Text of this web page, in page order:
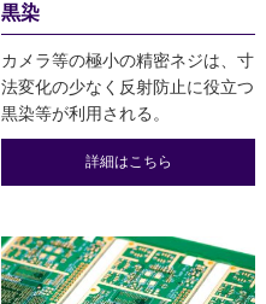
黒染
カメラ等の極小の精密ネジは、寸
法変化の少なく反射防止に役立つ
黒染等が利用される。
詳細はこちら